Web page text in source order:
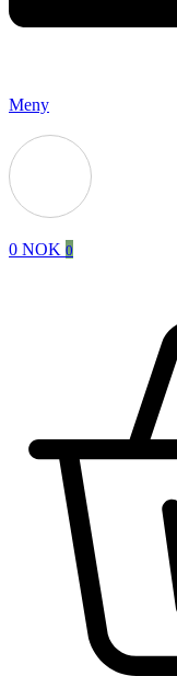
Meny
0 NOK 0